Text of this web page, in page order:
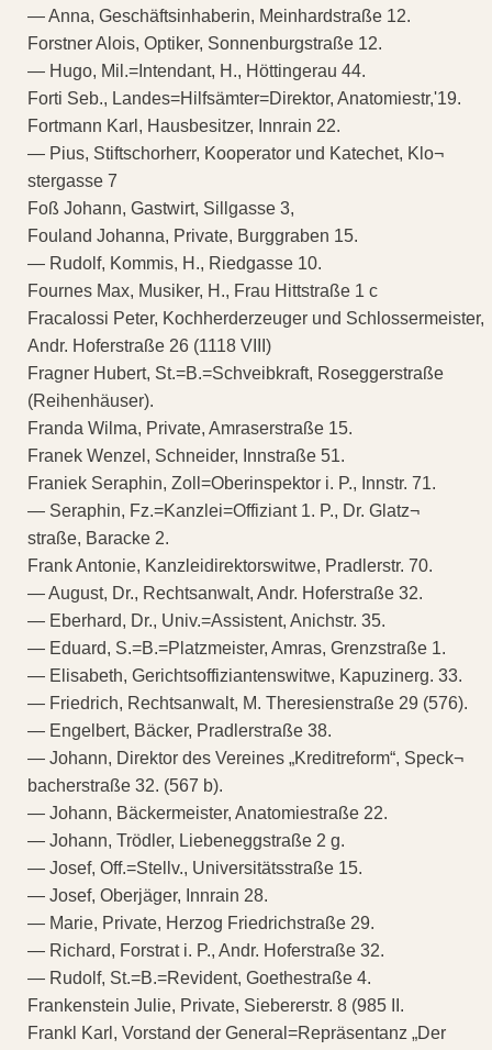
— Anna, Geschäftsinhaberin, Meinhardstraße 12.
Forstner Alois, Optiker, Sonnenburgstraße 12.
— Hugo, Mil.=Intendant, H., Höttingerau 44.
Forti Seb., Landes=Hilfsämter=Direktor, Anatomiestr,'19.
Fortmann Karl, Hausbesitzer, Innrain 22.
— Pius, Stiftschorherr, Kooperator und Katechet, Klo¬
stergasse 7
Foß Johann, Gastwirt, Sillgasse 3,
Fouland Johanna, Private, Burggraben 15.
— Rudolf, Kommis, H., Riedgasse 10.
Fournes Max, Musiker, H., Frau Hittstraße 1 c
Fracalossi Peter, Kochherderzeuger und Schlossermeister,
Andr. Hoferstraße 26 (1118 VIII)
Fragner Hubert, St.=B.=Schveibkraft, Roseggerstraße
(Reihenhäuser).
Franda Wilma, Private, Amraserstraße 15.
Franek Wenzel, Schneider, Innstraße 51.
Franiek Seraphin, Zoll=Oberinspektor i. P., Innstr. 71.
— Seraphin, Fz.=Kanzlei=Offiziant 1. P., Dr. Glatz¬
straße, Baracke 2.
Frank Antonie, Kanzleidirektorswitwe, Pradlerstr. 70.
— August, Dr., Rechtsanwalt, Andr. Hoferstraße 32.
— Eberhard, Dr., Univ.=Assistent, Anichstr. 35.
— Eduard, S.=B.=Platzmeister, Amras, Grenzstraße 1.
— Elisabeth, Gerichtsoffiziantenswitwe, Kapuzinerg. 33.
— Friedrich, Rechtsanwalt, M. Theresienstraße 29 (576).
— Engelbert, Bäcker, Pradlerstraße 38.
— Johann, Direktor des Vereines „Kreditreform“, Speck¬
bacherstraße 32. (567 b).
— Johann, Bäckermeister, Anatomiestraße 22.
— Johann, Trödler, Liebeneggstraße 2 g.
— Josef, Off.=Stellv., Universitätsstraße 15.
— Josef, Oberjäger, Innrain 28.
— Marie, Private, Herzog Friedrichstraße 29.
— Richard, Forstrat i. P., Andr. Hoferstraße 32.
— Rudolf, St.=B.=Revident, Goethestraße 4.
Frankenstein Julie, Private, Siebererstr. 8 (985 II.
Frankl Karl, Vorstand der General=Repräsentanz „Der